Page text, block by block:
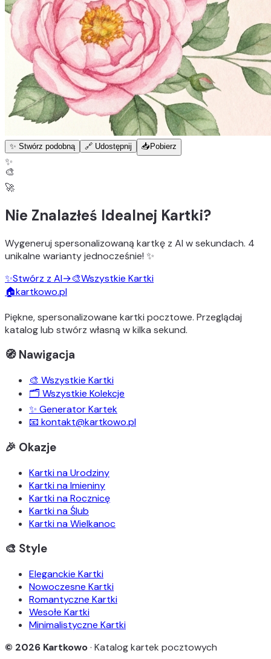
✨ Stwórz podobną 🔗 Udostępnij 📥 Pobierz
✨
🎨
🚀
Nie Znalazłeś Idealnej Kartki?
Wygeneruj spersonalizowaną kartkę z AI w sekundach. 4
unikalne wariantyjednocześnie! ✨
✨Stwórz z AI→🎨Wszystkie Kartki
🏠kartkowo.pl
Piękne, spersonalizowane kartki pocztowe. Przeglądaj
katalog lub stwórz własną w kilka sekund.
🧭 Nawigacja
🎨 Wszystkie Kartki
🗂️ Wszystkie Kolekcje
✨ Generator Kartek
📧 kontakt@kartkowo.pl
🎉 Okazje
Kartki na Urodziny
Kartki na Imieniny
Kartki na Rocznicę
Kartki na Ślub
Kartki na Wielkanoc
🎨 Style
Eleganckie Kartki
Nowoczesne Kartki
Romantyczne Kartki
Wesołe Kartki
Minimalistyczne Kartki
© 2026 Kartkowo· Katalog kartek pocztowych